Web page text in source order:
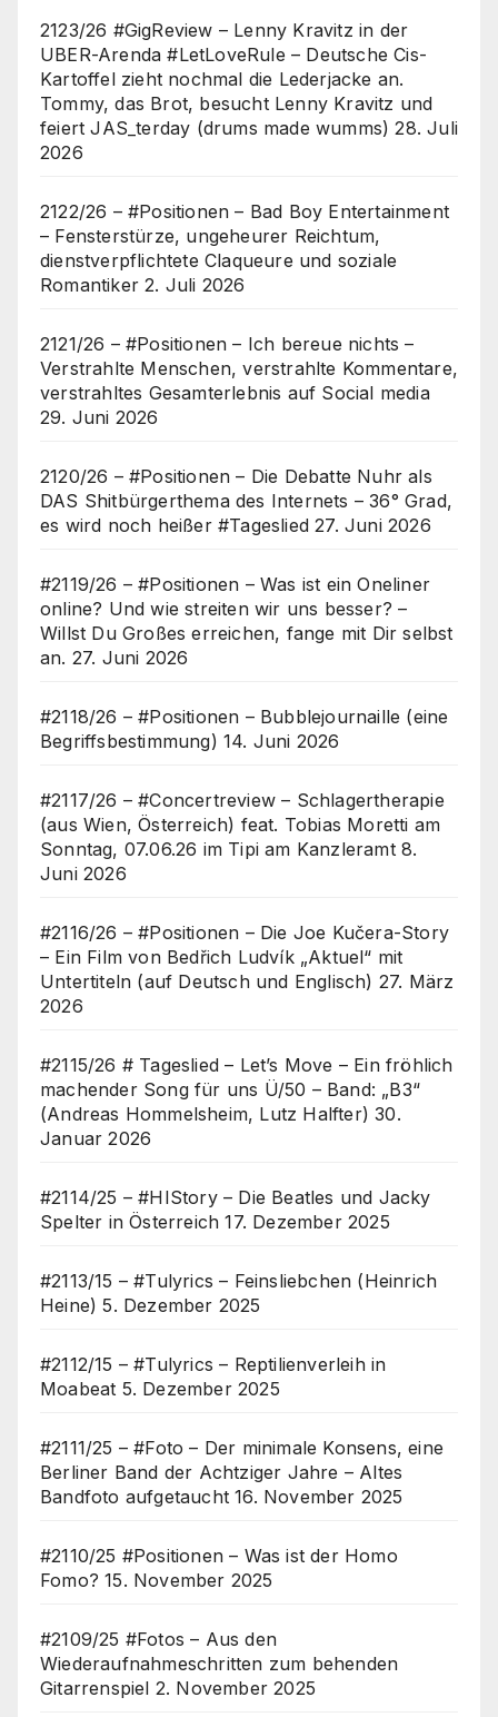
2123/26 #GigReview – Lenny Kravitz in der
UBER-Arenda #LetLoveRule – Deutsche Cis-
Kartoffel zieht nochmal die Lederjacke an.
Tommy, das Brot, besucht Lenny Kravitz und
feiert JAS_terday (drums made wumms) 28. Juli
2026
2122/26 – #Positionen – Bad Boy Entertainment
– Fensterstürze, ungeheurer Reichtum,
dienstverpflichtete Claqueure und soziale
Romantiker 2. Juli 2026
2121/26 – #Positionen – Ich bereue nichts –
Verstrahlte Menschen, verstrahlte Kommentare,
verstrahltes Gesamterlebnis auf Social media
29. Juni 2026
2120/26 – #Positionen – Die Debatte Nuhr als
DAS Shitbürgerthema des Internets – 36° Grad,
es wird noch heißer #Tageslied 27. Juni 2026
#2119/26 – #Positionen – Was ist ein Oneliner
online? Und wie streiten wir uns besser? –
Willst Du Großes erreichen, fange mit Dir selbst
an. 27. Juni 2026
#2118/26 – #Positionen – Bubblejournaille (eine
Begriffsbestimmung) 14. Juni 2026
#2117/26 – #Concertreview – Schlagertherapie
(aus Wien, Österreich) feat. Tobias Moretti am
Sonntag, 07.06.26 im Tipi am Kanzleramt 8.
Juni 2026
#2116/26 – #Positionen – Die Joe Kučera-Story
– Ein Film von Bedřich Ludvík „Aktuel“ mit
Untertiteln (auf Deutsch und Englisch) 27. März
2026
#2115/26 # Tageslied – Let’s Move – Ein fröhlich
machender Song für uns Ü/50 – Band: „B3“
(Andreas Hommelsheim, Lutz Halfter) 30.
Januar 2026
#2114/25 – #HIStory – Die Beatles und Jacky
Spelter in Österreich 17. Dezember 2025
#2113/15 – #Tulyrics – Feinsliebchen (Heinrich
Heine) 5. Dezember 2025
#2112/15 – #Tulyrics – Reptilienverleih in
Moabeat 5. Dezember 2025
#2111/25 – #Foto – Der minimale Konsens, eine
Berliner Band der Achtziger Jahre – Altes
Bandfoto aufgetaucht 16. November 2025
#2110/25 #Positionen – Was ist der Homo
Fomo? 15. November 2025
#2109/25 #Fotos – Aus den
Wiederaufnahmeschritten zum behenden
Gitarrenspiel 2. November 2025